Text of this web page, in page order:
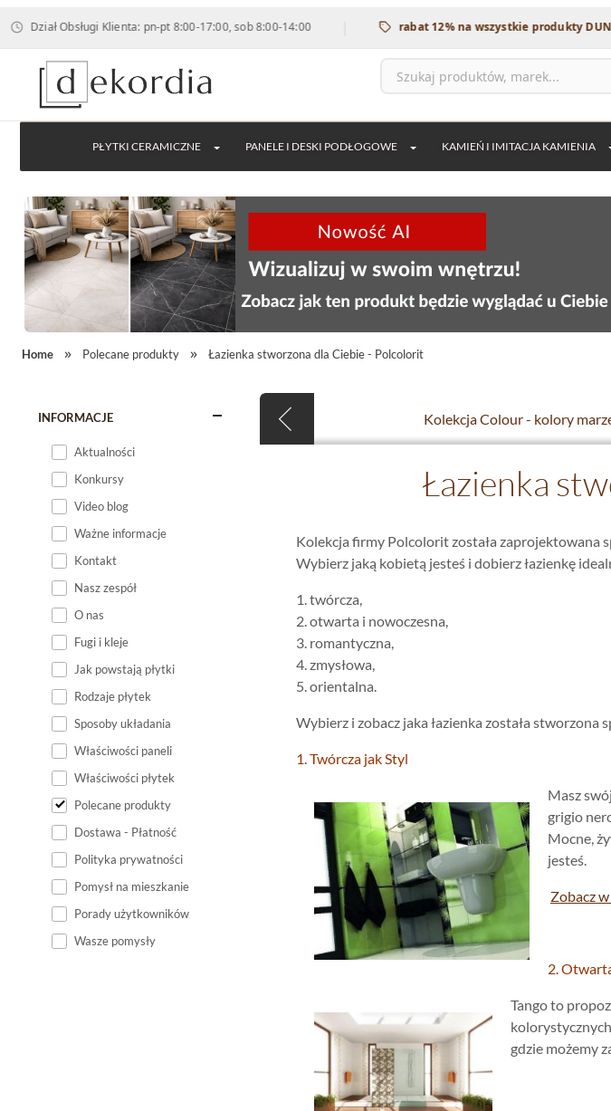
Obsługi Klienta: pn-pt 8:00-17:00, sob 8:00-14:00 | rabat 12% na wszystkie produkty DUNIN -
PŁYTKI CERAMICZNE PANELE I DESKI PODŁOGOWE KAMIEŃ I IMITACJA KAMIENIA
Home Polecane produkty Łazienka stworzona dla Ciebie - Polcolorit
INFORMACJE
Aktualności
Konkursy
Video blog
Ważne informacje
Kontakt
Nasz zespół
O nas
Fugi i kleje
Jak powstają płytki
Rodzaje płytek
Sposoby układania
Właściwości paneli
Właściwości płytek
Polecane produkty
Dostawa - Płatność
Polityka prywatności
Pomysł na mieszkanie
Porady użytkowników
Wasze pomysły
Kolekcja Colour - kolory
Łazienka
Kolekcja firmy Polcolorit została zaprojektowana
Wybierz jaką kobietą jesteś i dobierz łazienkę
1. twórcza,
2. otwarta i nowoczesna,
3. romantyczna,
4. zmysłowa,
5. orientalna.
Wybierz i zobacz jaka łazienka została stworzona
1. Twórcza jak Styl
Masz
grigio
Mocne,
jesteś.
Zobacz
2.
Tango to
gdzie możemy